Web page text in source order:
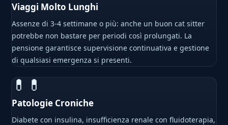
Viaggi Molto Lunghi
Assenze di 3-4 settimane o più: anche un buon cat sitter
potrebbe non bastare per periodi così prolungati. La
pensione garantisce supervisione continuativa e gestione
di qualsiasi emergenza si presenti.
💊💊
Patologie Croniche
Diabete con insulina, insufficienza renale con fluidoterapia,